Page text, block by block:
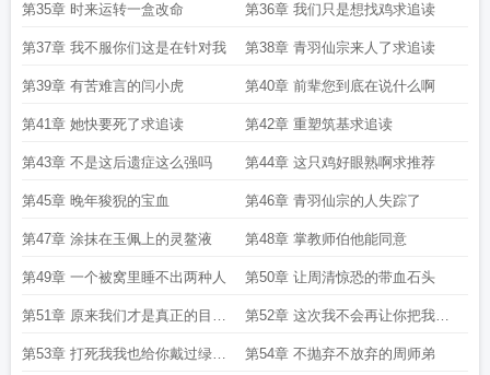
第35章 时来运转一盒改命 第36章 我们只是想找鸡求追读
第37章 我不服你们这是在针对我 第38章 青羽仙宗来人了求追读
第39章 有苦难言的闫小虎 第40章 前辈您到底在说什么啊
第41章 她快要死了求追读 第42章 重塑筑基求追读
第43章 不是这后遗症这么强吗 第44章 这只鸡好眼熟啊求推荐
第45章 晚年狻猊的宝血 第46章 青羽仙宗的人失踪了
第47章 涂抹在玉佩上的灵鳌液 第48章 掌教师伯他能同意
第49章 一个被窝里睡不出两种人 第50章 让周清惊恐的带血石头
第51章 原来我们才是真正的目标
求追读
第52章 这次我不会再让你把我丢
下了求追读
第53章 打死我我也给你戴过绿帽 第54章 不抛弃不放弃的周师弟